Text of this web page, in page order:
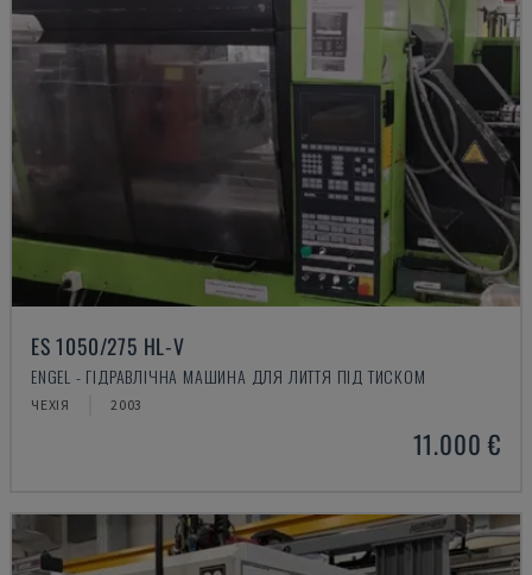
ES 1050/275 HL-V
ENGEL - ГІДРАВЛІЧНА МАШИНА ДЛЯ ЛИТТЯ ПІД ТИСКОМ
ЧЕХІЯ 2003
11.000 €